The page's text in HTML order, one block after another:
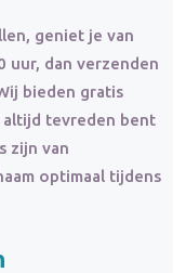
geniet je van
uur, dan verzenden
bieden gratis
altijd tevreden bent
zijn van
optimaal tijdens